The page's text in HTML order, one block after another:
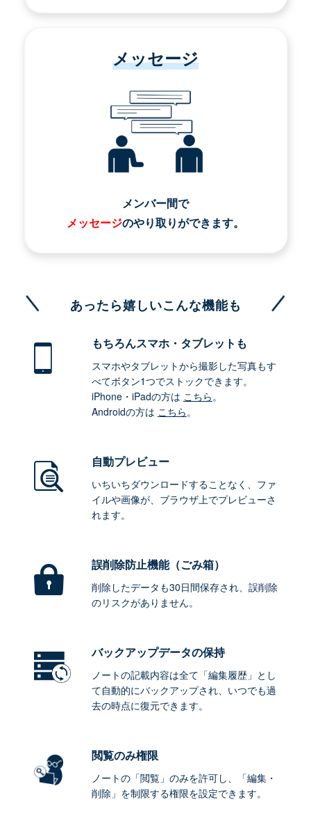
メッセージ
メンバー間で
メッセージのやり取りができます。
あったら嬉しいこんな機能も
もちろんスマホ・タブレットも
スマホやタブレットから撮影した写真もす
べてボタン1つでストックできます。
iPhone・iPadの方は こちら。
Androidの方は こちら。
自動プレビュー
いちいちダウンロードすることなく、ファ
イルや画像が、ブラウザ上でプレビューさ
れます。
誤削除防止機能（ごみ箱）
削除したデータも30日間保存され、誤削除
のリスクがありません。
バックアップデータの保持
ノートの記載内容は全て「編集履歴」とし
て自動的にバックアップされ、いつでも過
去の時点に復元できます。
閲覧のみ権限
ノートの「閲覧」のみを許可し、「編集・
削除」を制限する権限を設定できます。